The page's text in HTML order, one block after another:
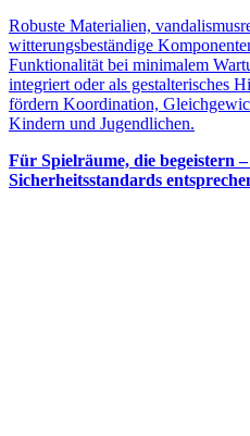
Robuste Materialien,
witterungsbeständige
Funktionalität bei minimalem
integriert oder als gestalterisches
fördern Koordination,
Kindern und Jugendlichen.
Für Spielräume, die begeistern
Sicherheitsstandards